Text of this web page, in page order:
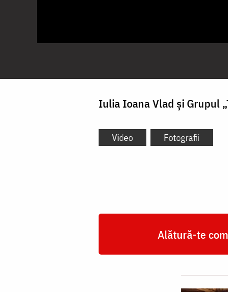
Iulia Ioana Vlad și Grupul
Video Fotografii
Alătură-te